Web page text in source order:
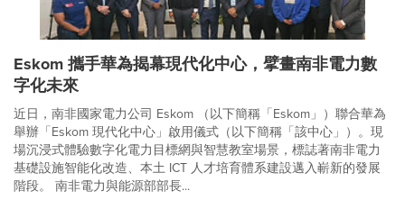
Eskom 攜手華為揭幕現代化中心，擘畫南非電力數
字化未來
近日，南非國家電力公司 Eskom （以下簡稱「Eskom」）聯合華為
舉辦「Eskom 現代化中心」啟用儀式（以下簡稱「該中心」）。現
場沉浸式體驗數字化電力目標網與智慧教室場景，標誌著南非電力
基礎設施智能化改造、本土 ICT 人才培育體系建設邁入嶄新的發展
階段。 南非電力與能源部部長...